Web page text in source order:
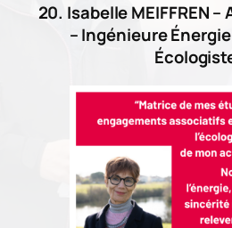
20. Isabelle MEIFFREN
– Ingénieure